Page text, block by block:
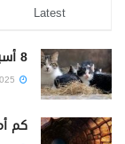
Latest
8 أسباب تجعل القطة تأكل صغارها
كم